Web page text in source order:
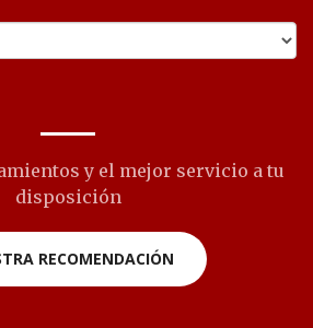
y el mejor servicio a tu
disposición
RECOMENDACIÓN